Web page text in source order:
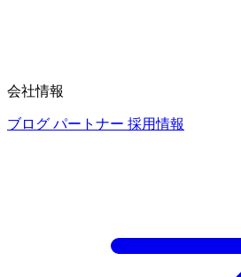
会社情報
ブログ パートナー 採用情報